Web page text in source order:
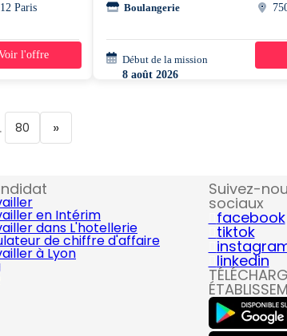
Paris
l'offre
Boulangerie
Début de la mission
8 août 2026
1
80 »
en Intérim
dans L'hotellerie
de chiffre d'affaire
à Lyon
Suivez-
sociaux
facebook
tiktok
linkedin